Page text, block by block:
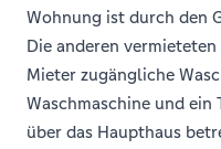
Wohnung ist durch den
Die anderen
Mieter zugängliche
Waschmaschine und ein
über das Haupthaus